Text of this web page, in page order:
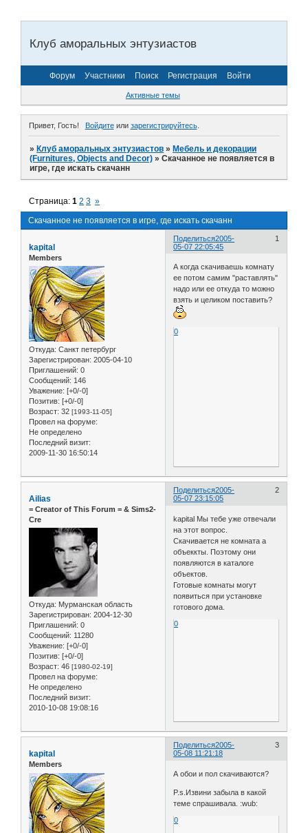
Клуб аморальных энтузиастов
Форум Участники Поиск Регистрация Войти
Активные темы
Привет, Гость! Войдитеили зарегистрируйтесь.
»Клуб аморальных энтузиастов »Мебель и декорации
(Furnitures, Objects and Decor) »Скачанное не появляется в
игре, где искать скачанн
Скачанное не появляется в игре, где искать скачанн
Страница:1 2 3 »
Поделиться 1
2005-
05-07 22:05:45
kapital
Members
Откуда: Санкт петербург
Зарегистрирован: 2005-04-10
Приглашений: 0
Сообщений: 146
Уважение: [+0/-0]
Позитив: [+0/-0]
Возраст: 32 [1993-11-05]
Провел на форуме:
Не определено
Последний визит:
2009-11-30 16:50:14
А когда скачиваешь комнату
ее потом самим "раставлять"
надо или ее откуда то можно
взять и целиком поставить?
0
Поделиться 2
2005-
05-07 23:15:05
Ailias
= Сreator of This Forum = & Sims2-
Cre
Откуда: Мурманская область
Зарегистрирован: 2004-12-30
Приглашений: 0
Сообщений: 11280
Уважение: [+0/-0]
Позитив: [+0/-0]
Возраст: 46 [1980-02-19]
Провел на форуме:
Не определено
Последний визит:
2010-10-08 19:08:16
kapital Мы тебе уже отвечали
на этот вопрос.
Скачивается не комната а
объеккты. Поэтому они
появляются в каталоге
объектов.
Готовые комнаты могут
появиться при установке
готового дома.
0
Поделиться 3
2005-
05-08 11:21:18
kapital
Members
А обои и пол скачиваются?
P.s.Извини забыла в какой
теме спрашивала. :wub:
0